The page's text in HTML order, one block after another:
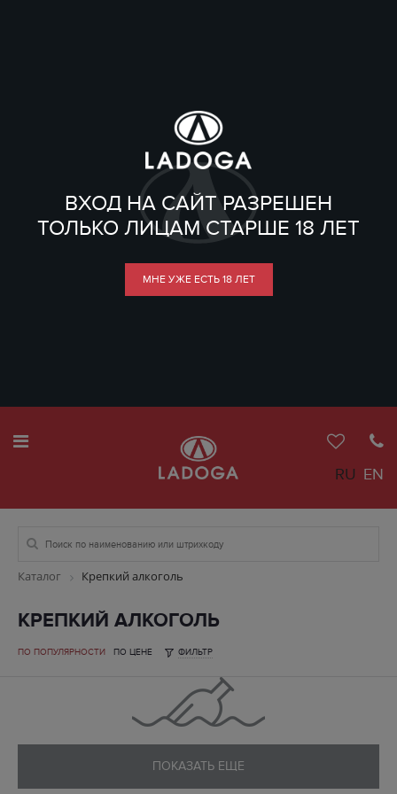
ВХОД НА САЙТ РАЗРЕШЕН
ТОЛЬКО ЛИЦАМ СТАРШЕ 18 ЛЕТ
МНЕ УЖЕ ЕСТЬ 18 ЛЕТ
RU EN
Каталог Крепкий алкоголь
КРЕПКИЙ АЛКОГОЛЬ
ПО ПОПУЛЯРНОСТИ ПО ЦЕНЕ ФИЛЬТР
ПОКАЗАТЬ ЕЩЕ